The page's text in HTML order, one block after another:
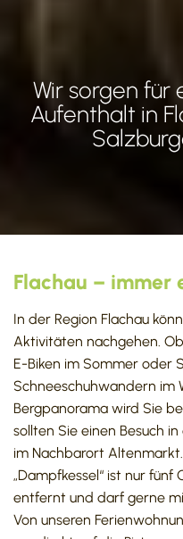
Wir sorgen für
Aufenthalt in
Flachau – immer
In der Region Flachau
Aktivitäten nachgehen.
E-Biken im Sommer oder
Schneeschuhwandern im
Bergpanorama wird Sie
sollten Sie einen Besuch
im Nachbarort
„Dampfkessel“ ist nur fünf
entfernt und darf gerne
Von unseren